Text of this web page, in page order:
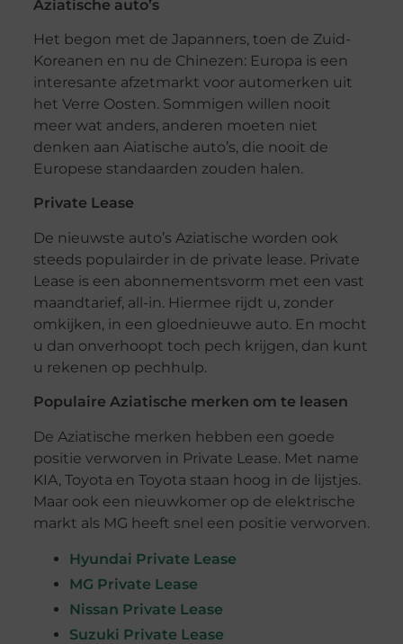
Aziatische auto’s
Het begon met de Japanners, toen de Zuid-
Koreanen en nu de Chinezen: Europa is een
interesante afzetmarkt voor automerken uit
het Verre Oosten. Sommigen willen nooit
meer wat anders, anderen moeten niet
denken aan Aiatische auto’s, die nooit de
Europese standaarden zouden halen.
Private Lease
De nieuwste auto’s Aziatische worden ook
steeds populairder in de private lease. Private
Lease is een abonnementsvorm met een vast
maandtarief, all-in. Hiermee rijdt u, zonder
omkijken, in een gloednieuwe auto. En mocht
u dan onverhoopt toch pech krijgen, dan kunt
u rekenen op pechhulp.
Populaire Aziatische merken om te leasen
De Aziatische merken hebben een goede
positie verworven in Private Lease. Met name
KIA, Toyota en Toyota staan hoog in de lijstjes.
Maar ook een nieuwkomer op de elektrische
markt als MG heeft snel een positie verworven.
Hyundai Private Lease
MG Private Lease
Nissan Private Lease
Suzuki Private Lease